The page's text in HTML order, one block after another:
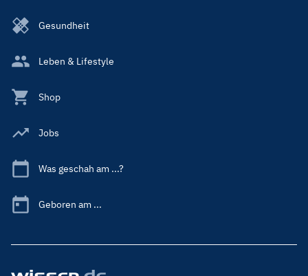
Gesundheit
Leben & Lifestyle
Shop
Jobs
Was geschah am ...?
Geboren am ...